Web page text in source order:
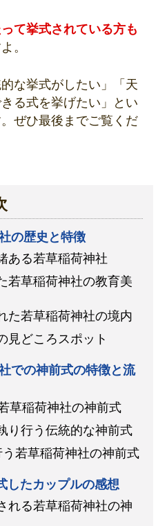
て挙式されている方も
。
な挙式がしたい」「天
る式を挙げたい」とい
ぜひ最後までご覧くだ
の歴史と特徴
ある若草稲荷神社
若草稲荷神社の教育美
た若草稲荷神社の境内
見どころスポット
での神前式の特徴と流
草稲荷神社の神前式
り行う伝統的な神前式
若草稲荷神社の神前式
したカップルの感想
れる若草稲荷神社の神